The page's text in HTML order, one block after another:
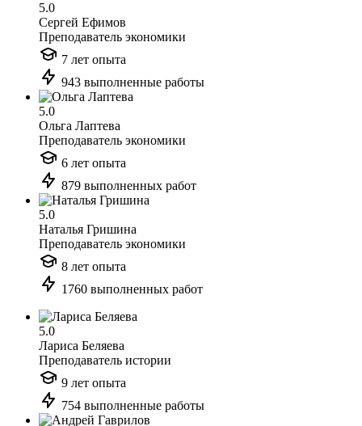
5.0
Сергей Ефимов
Преподаватель экономики
7 лет опыта
943 выполненные работы
5.0
Ольга Лаптева
Преподаватель экономики
6 лет опыта
879 выполненных работ
5.0
Наталья Гришина
Преподаватель экономики
8 лет опыта
1760 выполненных работ
5.0
Лариса Беляева
Преподаватель истории
9 лет опыта
754 выполненные работы